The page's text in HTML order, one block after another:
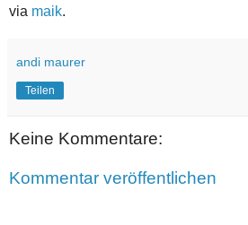
via maik.
andi maurer
Teilen
Keine Kommentare:
Kommentar veröffentlichen